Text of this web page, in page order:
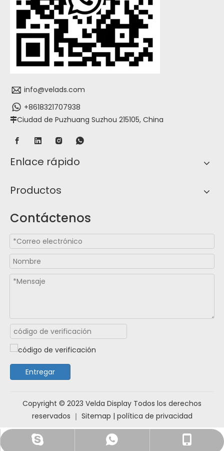
info@velads.com
+8618321707938
Ciudad de Puzhuang Suzhou 215105, China
Enlace rápido
Productos
live:.cid.399336b0797fa724
+8618321707938
+8617773157523
Contáctenos
Entregar
Copyright ©️ 2023 Velda Display Todos los derechos
reservados ｜ Sitemap | política de privacidad